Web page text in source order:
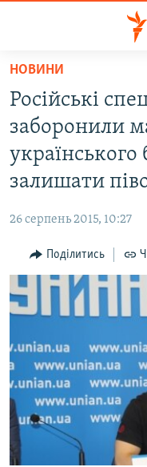
Перейти
основного
матеріалу
Перейти
до
основної
Перейти
пошуку
ВОДА.КРИМ
ВІДЕО ТА ФОТО
ПОГЛЯД
ІНТЕРВ'Ю
ВСЕ ЗА ДЕНЬ
СПЕЦПРОЕКТИ
ДЕПОРТАЦІЯ
ВІДЕОУРОКИ «ELIFBE»
СВІДЧЕННЯ ОКУПАЦІЇ
УКРАЇНСЬКА ПРОБЛЕМА
ІНФОГРАФІКА
ЯК ОБІЙТИ
Русский
Qırımtatar
ДОЛУЧАЙСЯ!
НОВИНИ
Російські
заборонили
українського
залишати
26 серпень 2015, 10:27
Поділитись